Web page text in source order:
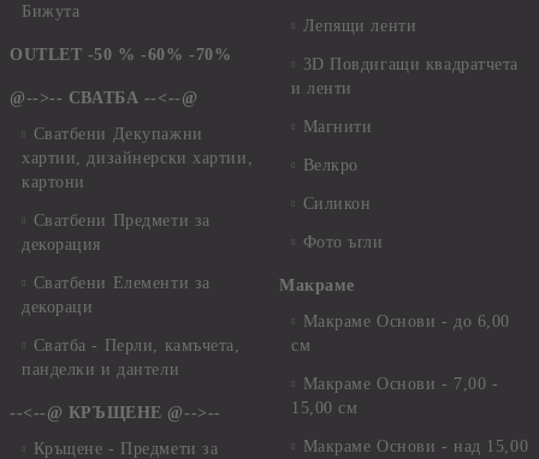
Бижута
OUTLET -50 % -60% -70%
@-->-- СВАТБА --<--@
Сватбени Декупажни
хартии, дизайнерски хартии,
картони
Сватбени Предмети за
декорация
Сватбени Елементи за
декораци
Сватба - Перли, камъчета,
панделки и дантели
--<--@ КРЪЩЕНЕ @-->--
Кръщене - Предмети за
Лепящи ленти
3D Повдигащи квадратчета
и ленти
Магнити
Велкро
Силикон
Фото ъгли
Макраме
Макраме Основи - до 6,00
см
Макраме Основи - 7,00 -
15,00 см
Макраме Основи - над 15,00